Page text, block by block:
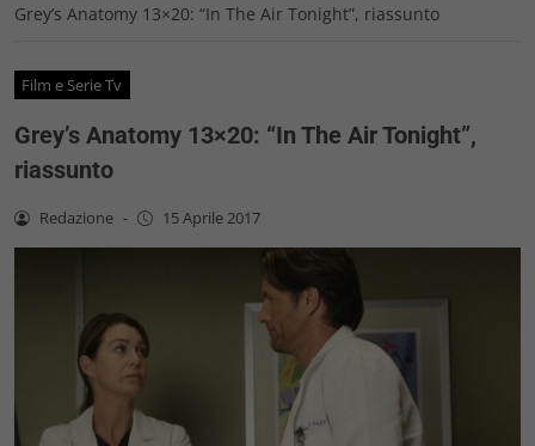
Grey’s Anatomy 13×20: “In The Air Tonight”, riassunto
Film e Serie Tv
Grey’s Anatomy 13×20: “In The Air Tonight”,
riassunto
Redazione - 15 Aprile 2017